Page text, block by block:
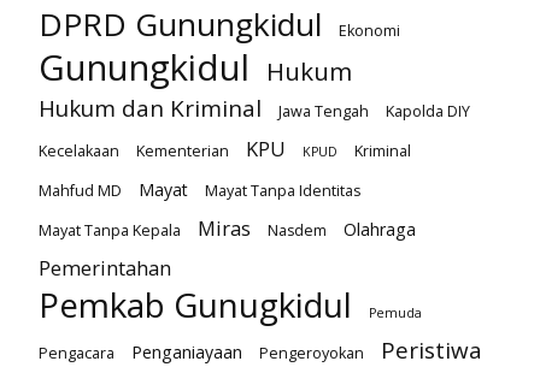
DPRD Gunungkidul Ekonomi
Gunungkidul Hukum
Hukum dan Kriminal Jawa Tengah
Kapolda DIY
Kecelakaan
Kementerian KPU KPUD
Kriminal
Mahfud MD
Mayat
Mayat Tanpa Identitas
Mayat Tanpa Kepala
Miras Nasdem Olahraga
Pemerintahan
Pemkab Gunugkidul Pemuda
Pengacara Penganiayaan Pengeroyokan Peristiwa